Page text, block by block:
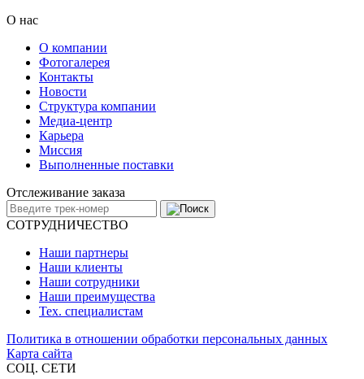
О нас
О компании
Фотогалерея
Контакты
Новости
Структура компании
Медиа-центр
Карьера
Миссия
Выполненные поставки
Отслеживание заказа
СОТРУДНИЧЕСТВО
Наши партнеры
Наши клиенты
Наши сотрудники
Наши преимущества
Тех. специалистам
Политика в отношении обработки персональных данных
Карта сайта
СОЦ. СЕТИ